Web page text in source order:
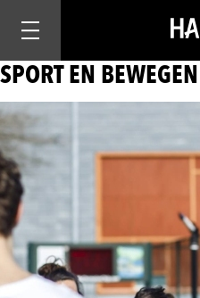
Mobiele navigatie openen
SPORT EN BEWEGEN